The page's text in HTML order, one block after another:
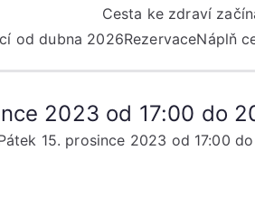
Cesta ke zdraví
od dubna 2026RezervaceNáplň
2023 od 17:00 do
15. prosince 2023 od 17:00